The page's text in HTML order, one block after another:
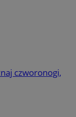
czworonogi,